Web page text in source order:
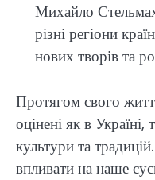
Михайло
різні регіони
нових творів та
Протягом свого
оцінені як в
культури та
впливати на наше